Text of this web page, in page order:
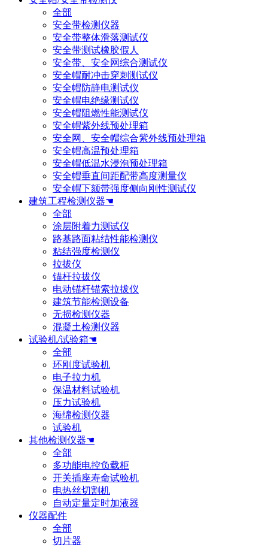
全部
安全带检测仪器
安全带整体滑落测试仪
安全带测试橡胶假人
安全带、安全网综合测试仪
安全帽耐冲击穿刺测试仪
安全帽防静电测试仪
安全帽电绝缘测试仪
安全帽阻燃性能测试仪
安全帽紫外线预处理箱
安全网、安全帽综合紫外线预处理箱
安全帽高温预处理箱
安全帽低温水浸泡预处理箱
安全帽垂直间距配带高度测量仪
安全帽下颏带强度侧向刚性测试仪
建筑工程检测仪器☚
全部
涂层附着力测试仪
路基路面粘结性能检测仪
粘结强度检测仪
拉拔仪
锚杆拉拔仪
电动锚杆锚索拉拔仪
建筑节能检测设备
无损检测仪器
混凝土检测仪器
试验机/试验箱☚
全部
环刚度试验机
电子拉力机
保温材料试验机
压力试验机
海绵检测仪器
试验机
其他检测仪器☚
全部
多功能电控负载柜
开关插座寿命试验机
电热丝切割机
自动定量定时加液器
仪器配件
全部
切片器